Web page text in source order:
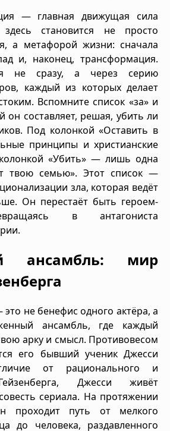
— главная движущая сила
становится не просто
а метафорой жизни: сначала
и, наконец, трансформация.
не сразу, а через серию
каждый из которых делает
Вспомните список «за» и
он составляет, решая, убить ли
Под колонкой «Оставить в
принципы и христианские
«Убить» — лишь одна
твою семью». Этот список —
зла, которая ведёт
Он перестаёт быть героем-
в антагониста
ансамбль: мир
не бенефис одного актёра, а
ансамбль, где каждый
арку и смысл. Противовесом
его бывший ученик Джесси
от рационального и
Джесси живёт
сериала. На протяжении
проходит путь от мелкого
до человека, раздавленного